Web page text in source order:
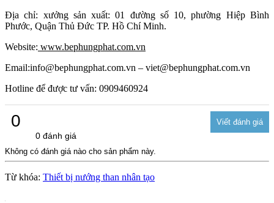
Địa chỉ: xưởng sản xuất: 01 đường số 10, phường Hiệp Bình
Phước, Quận Thủ Đức TP. Hồ Chí Minh.
Website: www.bephungphat.com.vn
Email:info@bephungphat.com.vn – viet@bephungphat.com.vn
Hotline để được tư vấn: 0909460924
0
0 đánh giá
Không có đánh giá nào cho sản phẩm này.
Từ khóa: Thiết bị nướng than nhân tạo